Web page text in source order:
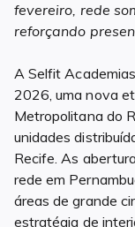
fevereiro, rede
reforçando
A Selfit
2026, uma nova
Metropolitana do
unidades
Recife. As
rede em
áreas de grande
estratégia de